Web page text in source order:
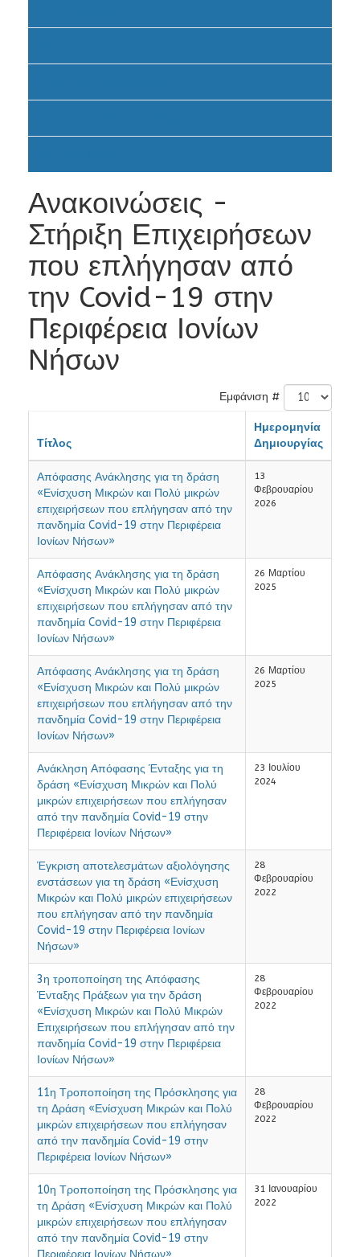
Ανακοινώσεις -
Στήριξη Επιχειρήσεων
που επλήγησαν από
την Covid-19 στην
Περιφέρεια Ιονίων
Νήσων
Εμφάνιση #
Τίτλος
Ημερομηνία
Δημιουργίας
Απόφασης Ανάκλησης για τη δράση
«Ενίσχυση Μικρών και Πολύ μικρών
επιχειρήσεων που επλήγησαν από την
πανδημία Covid-19 στην Περιφέρεια
Ιονίων Νήσων»
13
Φεβρουαρίου
2026
Απόφασης Ανάκλησης για τη δράση
«Ενίσχυση Μικρών και Πολύ μικρών
επιχειρήσεων που επλήγησαν από την
πανδημία Covid-19 στην Περιφέρεια
Ιονίων Νήσων»
26 Μαρτίου
2025
Απόφασης Ανάκλησης για τη δράση
«Ενίσχυση Μικρών και Πολύ μικρών
επιχειρήσεων που επλήγησαν από την
πανδημία Covid-19 στην Περιφέρεια
Ιονίων Νήσων»
26 Μαρτίου
2025
Ανάκληση Απόφασης Ένταξης για τη
δράση «Ενίσχυση Μικρών και Πολύ
μικρών επιχειρήσεων που επλήγησαν
από την πανδημία Covid-19 στην
Περιφέρεια Ιονίων Νήσων»
23 Ιουλίου
2024
Έγκριση αποτελεσμάτων αξιολόγησης
ενστάσεων για τη δράση «Ενίσχυση
Μικρών και Πολύ μικρών επιχειρήσεων
που επλήγησαν από την πανδημία
Covid-19 στην Περιφέρεια Ιονίων
Νήσων»
28
Φεβρουαρίου
2022
3η τροποποίηση της Απόφασης
Ένταξης Πράξεων για την δράση
«Ενίσχυση Μικρών και Πολύ Μικρών
Επιχειρήσεων που επλήγησαν από την
πανδημία Covid-19 στην Περιφέρεια
Ιονίων Νήσων»
28
Φεβρουαρίου
2022
11η Τροποποίηση της Πρόσκλησης για
τη Δράση «Ενίσχυση Μικρών και Πολύ
μικρών επιχειρήσεων που επλήγησαν
από την πανδημία Covid-19 στην
Περιφέρεια Ιονίων Νήσων»
28
Φεβρουαρίου
2022
10η Τροποποίηση της Πρόσκλησης για
τη Δράση «Ενίσχυση Μικρών και Πολύ
μικρών επιχειρήσεων που επλήγησαν
από την πανδημία Covid-19 στην
31 Ιανουαρίου
2022